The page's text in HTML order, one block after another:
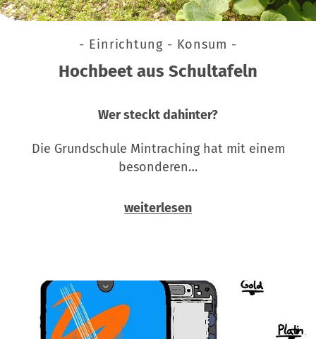
- Einrichtung - Konsum -
Hochbeet aus Schultafeln
Wer steckt dahinter?
Die Grundschule Mintraching hat mit einem
besonderen…
weiterlesen